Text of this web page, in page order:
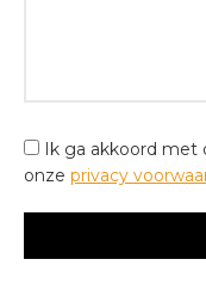
Ik ga akkoord met
onze privacy